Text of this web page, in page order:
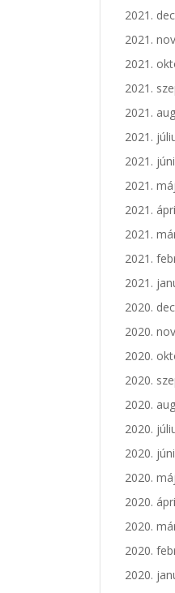
2021.
2021.
2021.
2021.
2021.
2021.
2021.
2021.
2021.
2021.
2021.
2021.
2020.
2020.
2020.
2020.
2020.
2020.
2020.
2020.
2020.
2020.
2020.
2020.